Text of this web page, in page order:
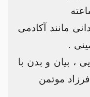
مانند آکادمی
.
، بیان و بدن با
موتمن